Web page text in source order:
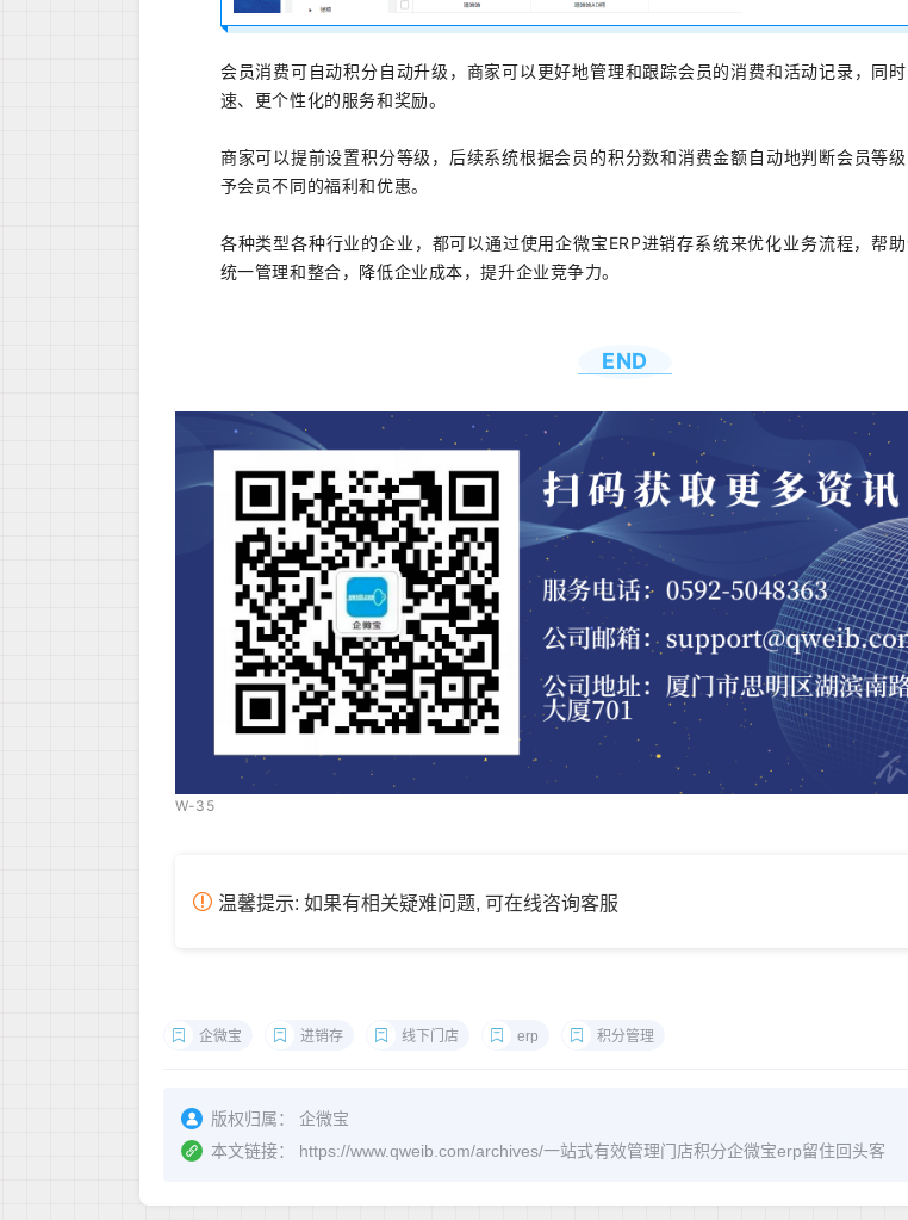
会员消费可自动积分自动升级，商家可以更好地管理和跟踪会员的消费和活动记录，同
速、更个性化的服务和奖励。
商家可以提前设置积分等级，后续系统根据会员的积分数和消费金额自动地判断会员等
予会员不同的福利和优惠。
各种类型各种行业的企业，都可以通过使用企微宝ERP进销存系统来优化业务流程，帮
统一管理和整合，降低企业成本，提升企业竞争力。
END
W-35
温馨提示: 如果有相关疑难问题, 可在线咨询客服
企微宝 进销存 线下门店 erp 积分管理
版权归属：
企微宝
本文链接：
https://www.qweib.com/archives/一站式有效管理门店积分企微宝erp留住回头客